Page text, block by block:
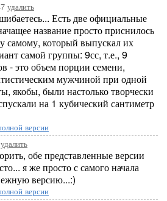
удалить
Есть две официальные
название просто приснилось
самому, который выпускал их
самой группы: 9сс, т.е., 9
- это объем порции семени,
мужчиной при одной
якобы, были настолько творчески
на 1 кубический сантиметр
версии
удалить
обе представленные версии
я же просто с самого начала
версию...:)
версии